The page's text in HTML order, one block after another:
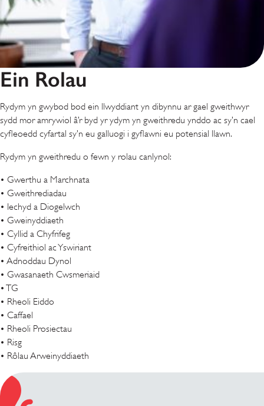
Ein Rolau
Rydym yn gwybod bod ein llwyddiant yn dibynnu ar gael gweithwyr
sydd mor amrywiol â’r byd yr ydym yn gweithredu ynddo ac sy’n cael
cyfleoedd cyfartal sy’n eu galluogi i gyflawni eu potensial llawn.
Rydym yn gweithredu o fewn y rolau canlynol:
• Gwerthu a Marchnata
• Gweithrediadau
• Iechyd a Diogelwch
• Gweinyddiaeth
• Cyllid a Chyfrifeg
• Cyfreithiol ac Yswiriant
• Adnoddau Dynol
• Gwasanaeth Cwsmeriaid
• TG
• Rheoli Eiddo
• Caffael
• Rheoli Prosiectau
• Risg
• Rôlau Arweinyddiaeth